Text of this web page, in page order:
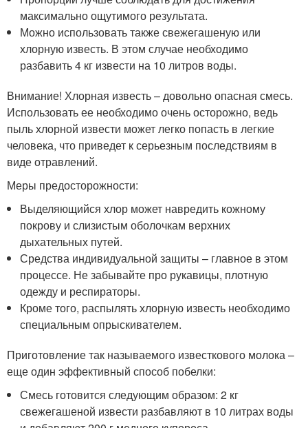
максимально ощутимого результата.
Можно использовать также свежегашеную или
хлорную известь. В этом случае необходимо
разбавить 4 кг извести на 10 литров воды.
Внимание! Хлорная известь – довольно опасная смесь.
Использовать ее необходимо очень осторожно, ведь
пыль хлорной извести может легко попасть в легкие
человека, что приведет к серьезным последствиям в
виде отравлений.
Меры предосторожности:
Выделяющийся хлор может навредить кожному
покрову и слизистым оболочкам верхних
дыхательных путей.
Средства индивидуальной защиты – главное в этом
процессе. Не забывайте про рукавицы, плотную
одежду и респираторы.
Кроме того, распылять хлорную известь необходимо
специальным опрыскивателем.
Приготовление так называемого известкового молока –
еще один эффективный способ побелки:
Смесь готовится следующим образом: 2 кг
свежегашеной извести разбавляют в 10 литрах воды